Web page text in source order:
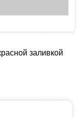
заливкой